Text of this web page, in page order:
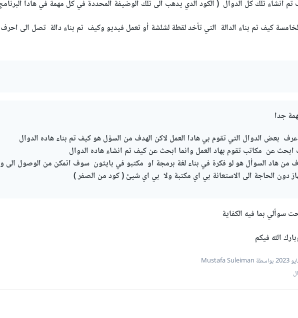
تم انشاء تلك كل الدوال ( الكود الدي يدهب الى تلك الوضيفة المحددة في كل مهمة في هادا
كيف تم بناء الدالة التي تأخد لقطة لشلشة أو تعمل فيديو وكيف تم بناء دالة تصل الى
جدا
بعض الدوال التي تقوم بي هادا العمل لاكن الهدف من السؤل هو كيف تم بناء هاده الدوال
عن مكاتب تقوم بهاد العمل وانما ابحث عن كيف تم انشاء هاده الدوال
من هاد السوأل هو لو فكرة في بناء لغة برمجة او مكتبو في بايثون سوف اتمكن من الوصول
دون الحاجة الى الاستعانة بي اي مكتبة ولا بي اي شيئ ( كود من الصفر )
سوألي بما فيه الكفاية
الله فيكم
بواسطة Mustafa Suleiman